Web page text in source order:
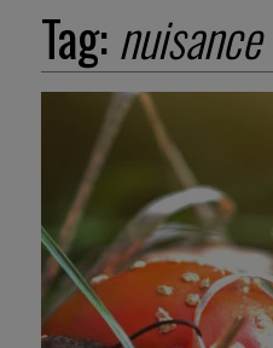
Tag:nuisance